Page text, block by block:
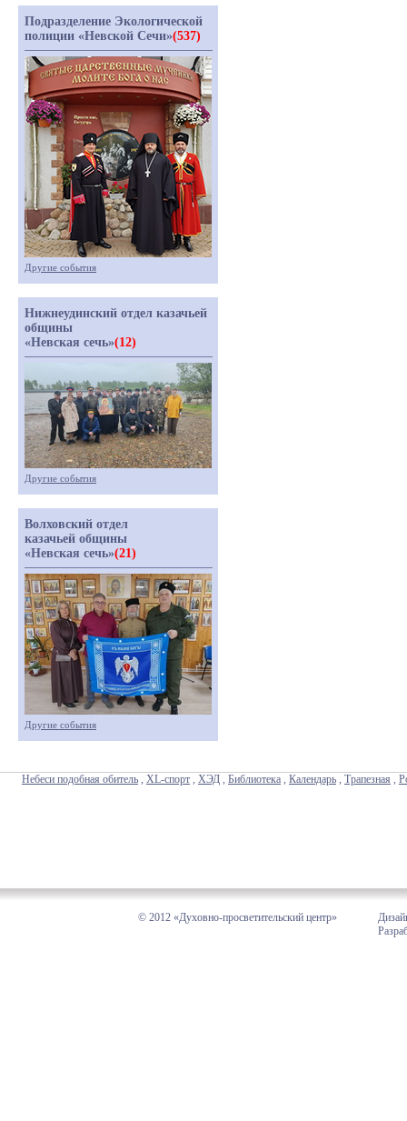
Подразделение Экологической
полиции «Невской Сечи»(537)
Другие события
Нижнеудинский отдел казачьей
общины
«Невская сечь»(12)
Другие события
Волховский отдел
казачьей общины
«Невская сечь»(21)
Другие события
Небеси подобная обитель , XL-спорт , ХЭД , Библиотека , Календарь , Трапезная ,
© 2012 «Духовно-просветительский центр»